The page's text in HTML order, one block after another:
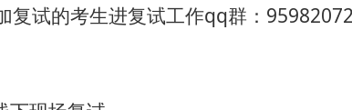
复试的考生进复试工作qq群：